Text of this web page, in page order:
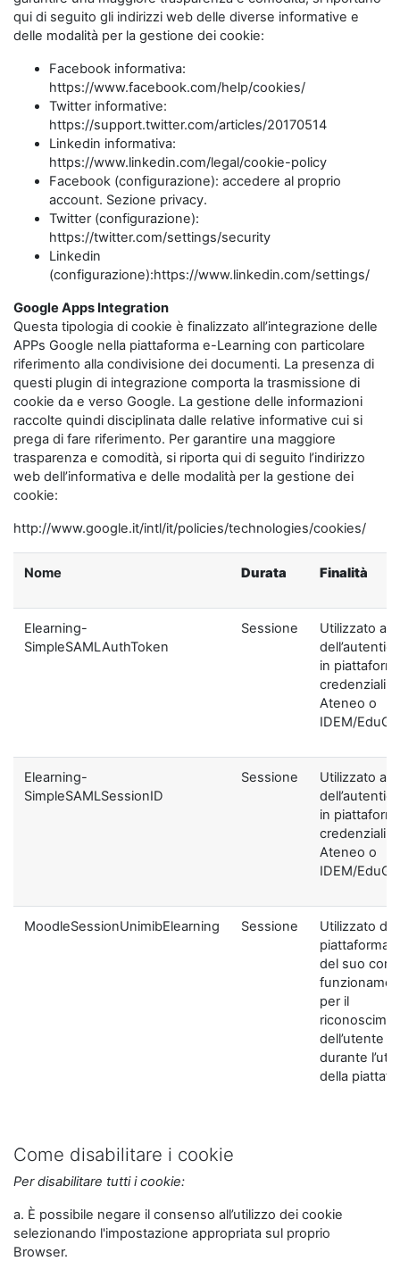
qui di seguito gli indirizzi web delle diverse informative e
delle modalità per la gestione dei cookie:
Facebook informativa:
https://www.facebook.com/help/cookies/
Twitter informative:
https://support.twitter.com/articles/20170514
Linkedin informativa:
https://www.linkedin.com/legal/cookie-policy
Facebook (configurazione): accedere al proprio
account. Sezione privacy.
Twitter (configurazione):
https://twitter.com/settings/security
Linkedin
(configurazione):https://www.linkedin.com/settings/
Google Apps Integration
Questa tipologia di cookie è finalizzato all’integrazione delle
APPs Google nella piattaforma e-Learning con particolare
riferimento alla condivisione dei documenti. La presenza di
questi plugin di integrazione comporta la trasmissione di
cookie da e verso Google. La gestione delle informazioni
raccolte quindi disciplinata dalle relative informative cui si
prega di fare riferimento. Per garantire una maggiore
trasparenza e comodità, si riporta qui di seguito l’indirizzo
web dell’informativa e delle modalità per la gestione dei
cookie:
http://www.google.it/intl/it/policies/technologies/cookies/
Nome Durata Finalità
Elearning-
SimpleSAMLAuthToken
Sessione
Utilizzato ai
in
credenziali di
Ateneo o
IDEM/
Elearning-
SimpleSAMLSessionID
Sessione
Utilizzato ai
in
credenziali di
Ateneo o
IDEM/
MoodleSessionUnimibElearning Sessione
Utilizzato
piattaforma
del suo
per il
dell’utente
durante
della
Come disabilitare i cookie
Per disabilitare tutti i cookie:
a. È possibile negare il consenso all’utilizzo dei cookie
selezionando l'impostazione appropriata sul proprio
Browser.